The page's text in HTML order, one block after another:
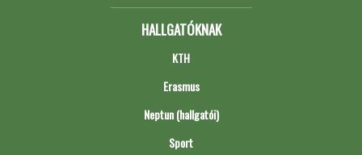
HALLGATÓKNAK
KTH
Erasmus
Neptun (hallgatói)
Sport